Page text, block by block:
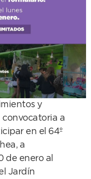
y
convocatoria a
en el 64º
a
de enero al
Jardín